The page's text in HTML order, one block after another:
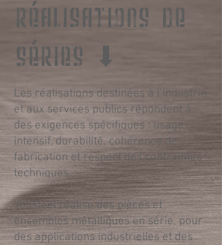
RÉALISATIONS DE
SÉRIES ⬇︎
Les réalisations destinées à l’industrie
et aux services publics répondent à
des exigences spécifiques : usage
intensif, durabilité, cohérence de
fabrication et respect des contraintes
techniques.
Jonsteel réalise des pièces et
ensembles métalliques en série, pour
des applications industrielles et des